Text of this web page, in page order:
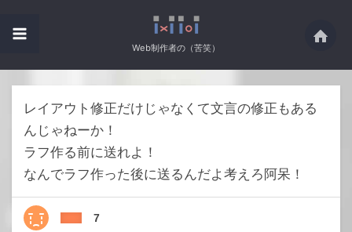
Web制作者の（苦笑）
レイアウト修正だけじゃなくて文言の修正もある
んじゃねーか！
ラフ作る前に送れよ！
なんでラフ作った後に送るんだよ考えろ阿呆！
7